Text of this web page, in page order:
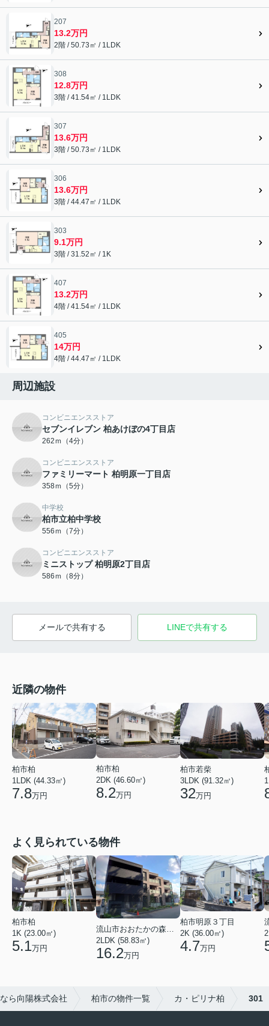
207
13.2万円
2階 / 50.73㎡ / 1LDK
308
12.8万円
3階 / 41.54㎡ / 1LDK
307
13.6万円
3階 / 50.73㎡ / 1LDK
306
13.6万円
3階 / 44.47㎡ / 1LDK
303
9.1万円
3階 / 31.52㎡ / 1K
407
13.2万円
4階 / 41.54㎡ / 1LDK
405
14万円
4階 / 44.47㎡ / 1LDK
周辺施設
コンビニエンスストア
セブンイレブン 柏あけぼの4丁目店
262ｍ（4分）
コンビニエンスストア
ファミリーマート 柏明原一丁目店
358ｍ（5分）
中学校
柏市立柏中学校
556ｍ（7分）
コンビニエンスストア
ミニストップ 柏明原2丁目店
586ｍ（8分）
メールで共有する LINEで共有する
近隣の物件
柏市柏
1LDK (44.33㎡)
7.8万円
柏市柏
2DK (46.60㎡)
8.2万円
柏市若柴
3LDK (91.32㎡)
32万円
よく見られている物件
柏市柏
1K (23.00㎡)
5.1万円
2LDK (58.83㎡)
16.2万円
柏市明原３丁目
2K (36.00㎡)
4.7万円
ら向陽株式会社 柏市の物件一覧 カ・ピリナ柏 301